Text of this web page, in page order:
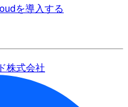
を導入する
株式会社